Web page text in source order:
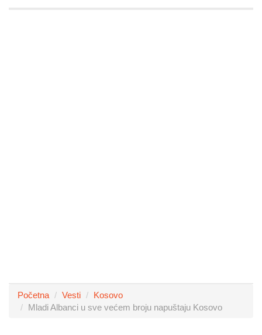
Početna Vesti
Kosovo
Mladi Albanci u sve većem broju napuštaju Kosovo